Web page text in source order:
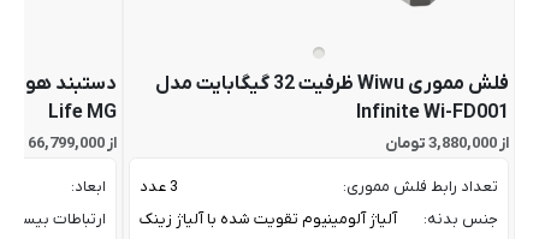
فلش مموری Wiwu ظرفیت 32 گیگابایت مدل
Infinite Wi-FD001
از 3,880,000 تومان
تعداد رابط فلش مموری:
3 عدد
جنس بدنه:
آلیاژ آلومینیوم تقویت شده با آلیاژ زینک
Life MG
از 66,799,000 تومان
ابعاد:
ارتباطات بیسیم: